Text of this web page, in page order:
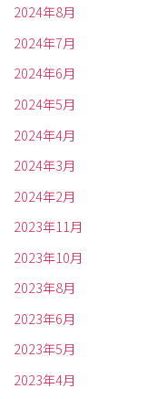
2024年8月
2024年7月
2024年6月
2024年5月
2024年4月
2024年3月
2024年2月
2023年11月
2023年10月
2023年8月
2023年6月
2023年5月
2023年4月